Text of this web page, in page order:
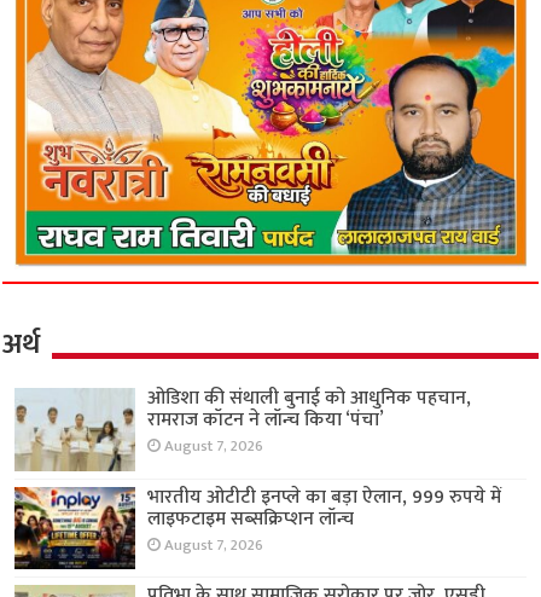
अर्थ
ओडिशा की संथाली बुनाई को आधुनिक पहचान,
रामराज कॉटन ने लॉन्च किया ‘पंचा’
August 7, 2026
भारतीय ओटीटी इनप्ले का बड़ा ऐलान, 999 रुपये में
लाइफटाइम सब्सक्रिप्शन लॉन्च
August 7, 2026